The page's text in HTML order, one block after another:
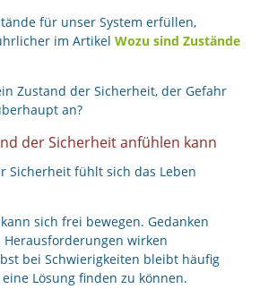
für unser System erfüllen,
im Artikel Wozu sind Zustände
Zustand der Sicherheit, der Gefahr
an?
der Sicherheit anfühlen kann
Sicherheit fühlt sich das Leben
sich frei bewegen. Gedanken
wirken
bei Schwierigkeiten bleibt häufig
Lösung finden zu können.